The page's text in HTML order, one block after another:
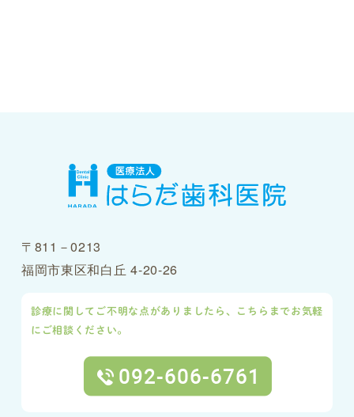
〒811－0213
福岡市東区和白丘 4-20-26
診療に関してご不明な点がありましたら、こちらまでお気軽
にご相談ください。